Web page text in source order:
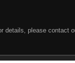
please contact